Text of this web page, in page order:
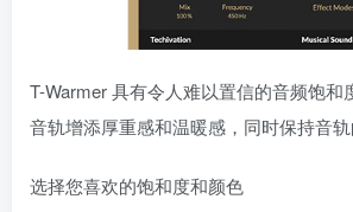
T-Warmer 具有令人难以置信的音频饱和
音轨增添厚重感和温暖感，同时保持音轨
选择您喜欢的饱和度和颜色